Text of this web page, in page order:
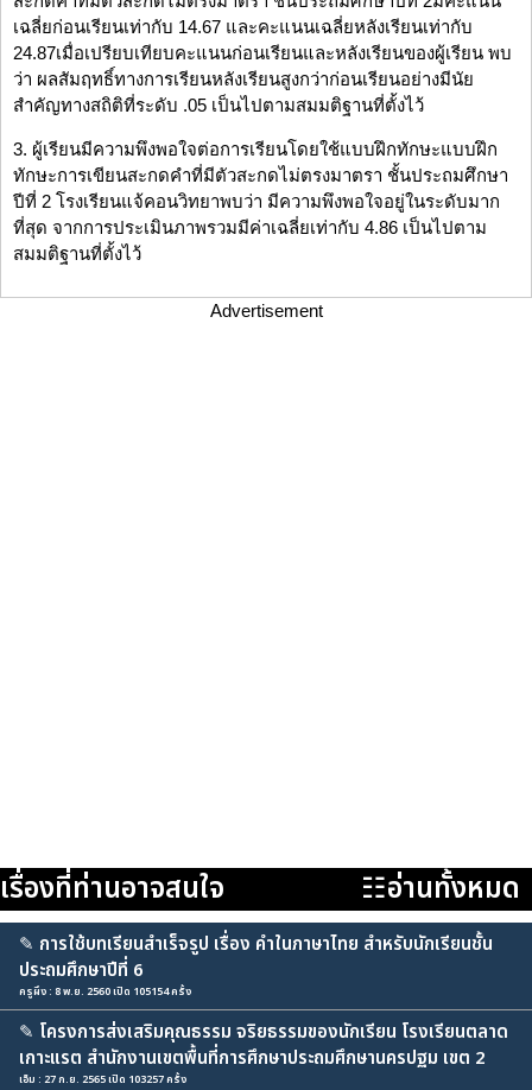
เฉลี่ยก่อนเรียนเท่ากับ 14.67 และคะแนนเฉลี่ยหลังเรียนเท่ากับ
24.87เมื่อเปรียบเทียบคะแนนก่อนเรียนและหลังเรียนของผู้เรียน พบ
ว่า ผลสัมฤทธิ์ทางการเรียนหลังเรียนสูงกว่าก่อนเรียนอย่างมีนัย
สำคัญทางสถิติที่ระดับ .05 เป็นไปตามสมมติฐานที่ตั้งไว้
3. ผู้เรียนมีความพึงพอใจต่อการเรียนโดยใช้แบบฝึกทักษะแบบฝึก
ทักษะการเขียนสะกดคำที่มีตัวสะกดไม่ตรงมาตรา ชั้นประถมศึกษา
ปีที่ 2 โรงเรียนแจ้คอนวิทยาพบว่า มีความพึงพอใจอยู่ในระดับมาก
ที่สุด จากการประเมินภาพรวมมีค่าเฉลี่ยเท่ากับ 4.86 เป็นไปตาม
สมมติฐานที่ตั้งไว้
Advertisement
เรื่องที่ท่านอาจสนใจ ☷อ่านทั้งหมด
✎ การใช้บทเรียนสำเร็จรูป เรื่อง คำในภาษาไทย สำหรับนักเรียนชั้น
ประถมศึกษาปีที่ 6
ครูผึง : 8 พ.ย. 2560 เปิด 105154 ครั้ง
✎ โครงการส่งเสริมคุณธรรม จริยธรรมของนักเรียน โรงเรียนตลาด
เกาะแรต สำนักงานเขตพื้นที่การศึกษาประถมศึกษานครปฐม เขต 2
เอ็ม : 27 ก.ย. 2565 เปิด 103257 ครั้ง